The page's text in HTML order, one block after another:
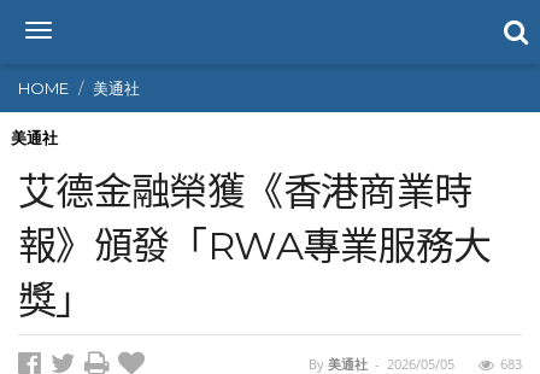
T
g
g
l
n
a
v
i
g
a
t
HOME 美通社
美通社
艾德金融榮獲《香港商業時
報》頒發「RWA專業服務大
獎」
By 美通社 - 2026/05/05 683